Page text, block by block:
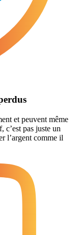
et peuvent même
pas juste un
l’argent comme il